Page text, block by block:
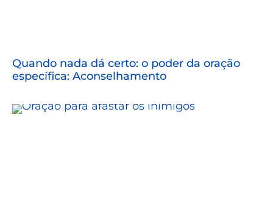
Quando nada dá certo: o poder da oração
específica: Aconselhamento